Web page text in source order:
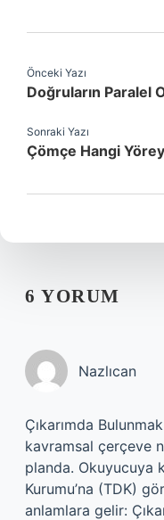
Önceki Yazı
Doğruların Paralel
Sonraki Yazı
Çömçe Hangi
6 YORUM
Nazlıcan
Çıkarımda
kavramsal çerçeve
planda. Okuyucuya
Kurumu’na (TDK)
anlamlara gelir: